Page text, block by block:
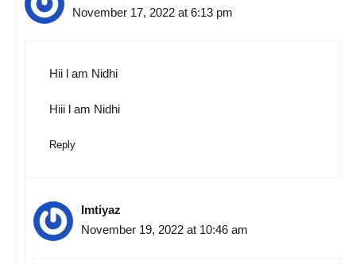
November 17, 2022 at 6:13 pm
Hii l am Nidhi
Hiii l am Nidhi
Reply
Imtiyaz
November 19, 2022 at 10:46 am